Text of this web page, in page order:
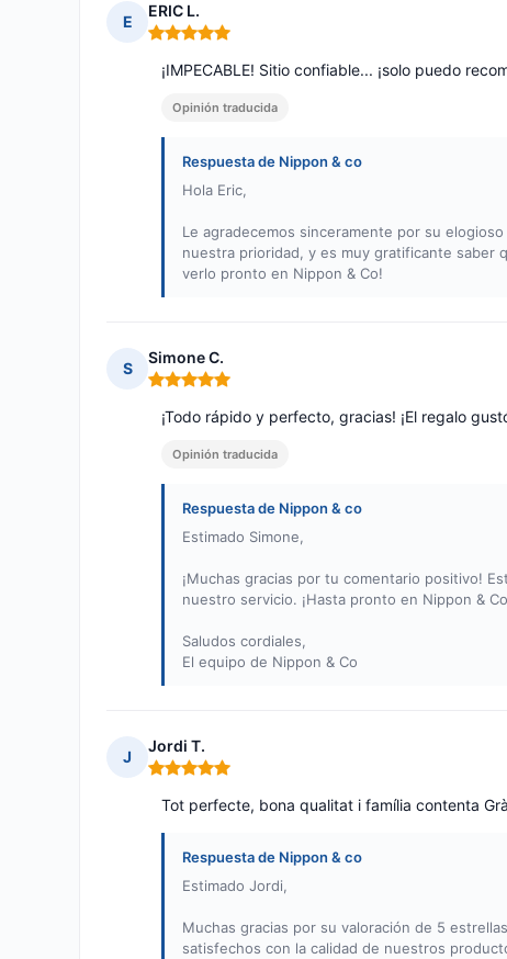
E
ERIC L.
Nota: 5 de 5
¡IMPECABLE! Sitio confiable... ¡solo puedo
Opinión traducida
Respuesta de Nippon & co
Hola Eric,
Le agradecemos sinceramente por su
nuestra prioridad, y es muy gratificante saber
verlo pronto en Nippon & Co!
S
Simone C.
Nota: 5 de 5
¡Todo rápido y perfecto, gracias! ¡El regalo
Opinión traducida
Respuesta de Nippon & co
Estimado Simone,
¡Muchas gracias por tu comentario positivo!
nuestro servicio. ¡Hasta pronto en Nippon &
Saludos cordiales,
El equipo de Nippon & Co
J
Jordi T.
Nota: 5 de 5
Tot perfecte, bona qualitat i família contenta
Respuesta de Nippon & co
Estimado Jordi,
Muchas gracias por su valoración de 5
satisfechos con la calidad de nuestros